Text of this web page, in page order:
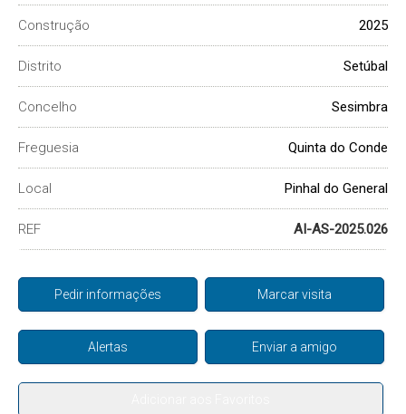
Construção 2025
Distrito Setúbal
Concelho Sesimbra
Freguesia Quinta do Conde
Local Pinhal do General
REF AI-AS-2025.026
Pedir informações Marcar visita
Alertas Enviar a amigo